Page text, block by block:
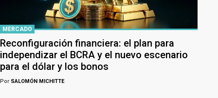
MERCADO
Reconfiguración financiera: el plan para
independizar el BCRA y el nuevo escenario
para el dólar y los bonos
Por SALOMÓN MICHITTE